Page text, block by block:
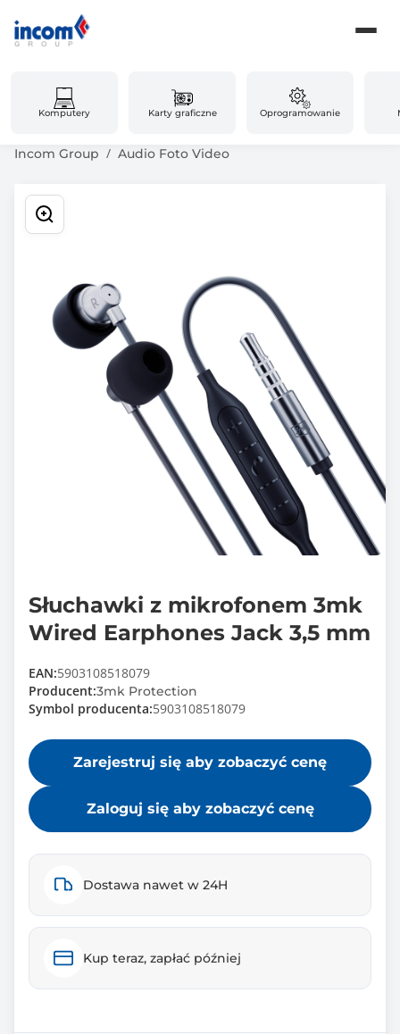
Komputery Karty graficzne Oprogramowanie
Incom Group Audio Foto Video
Słuchawki z mikrofonem 3mk
Wired Earphones Jack 3,5 mm
EAN:5903108518079
Producent:3mk Protection
Symbol producenta:5903108518079
Zarejestruj się aby zobaczyć cenę
Zaloguj się aby zobaczyć cenę
Dostawa nawet w 24H
Kup teraz, zapłać później